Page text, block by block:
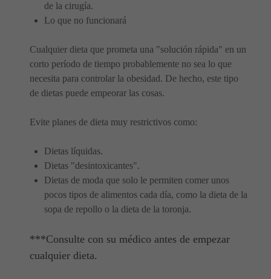
de la cirugía.
Lo que no funcionará
Cualquier dieta que prometa una "solución rápida" en un
corto período de tiempo probablemente no sea lo que
necesita para controlar la obesidad. De hecho, este tipo
de dietas puede empeorar las cosas.
Evite planes de dieta muy restrictivos como:
Dietas líquidas.
Dietas "desintoxicantes".
Dietas de moda que solo le permiten comer unos
pocos tipos de alimentos cada día, como la dieta de la
sopa de repollo o la dieta de la toronja.
***Consulte con su médico antes de empezar
cualquier dieta.